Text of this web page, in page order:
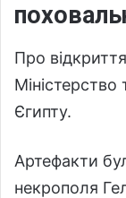
Про
Єгипту.
Артефакти
некрополя